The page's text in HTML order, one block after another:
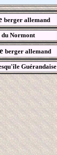
berger allemand
Normont
berger allemand
Guérandaise